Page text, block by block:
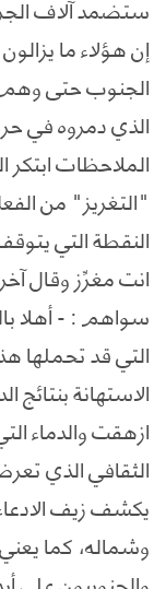
إن هؤلاء ما
الجنوب حتى وهم
الذي دمروه في
الملاحظات ابتكر
"التغريز" من
النقطة التي
سواهم : - أهلا
التي قد تحملها
الاستهانة بنتائج
ازهقت والدماء
الثقافي الذي
يكشف زيف
وشماله، كما